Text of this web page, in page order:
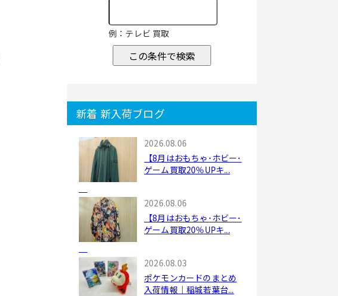
例：テレビ 買取
この条件で検索
新着 新入荷ブログ
2026.08.06
【8月はおもちゃ･ホビー･
ゲーム買取20％UPキ...
2026.08.06
【8月はおもちゃ･ホビー･
ゲーム買取20％UPキ...
2026.08.03
ポケモンカードのまとめ
入荷情報｜稲城若葉台...